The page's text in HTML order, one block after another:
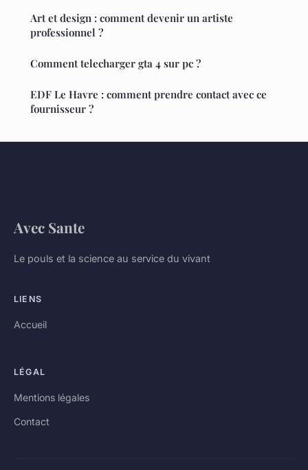
Art et design : comment devenir un artiste
professionnel ?
Comment telecharger gta 4 sur pc ?
EDF Le Havre : comment prendre contact avec ce
fournisseur ?
Avec Sante
Le pouls et la science au service du vivant
LIENS
Accueil
LÉGAL
Mentions légales
Contact